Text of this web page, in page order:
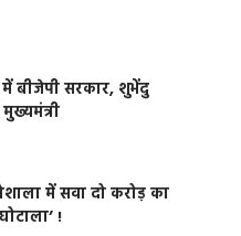
बीजेपी सरकार, शुभेंदु
में सवा दो करोड़ का
!